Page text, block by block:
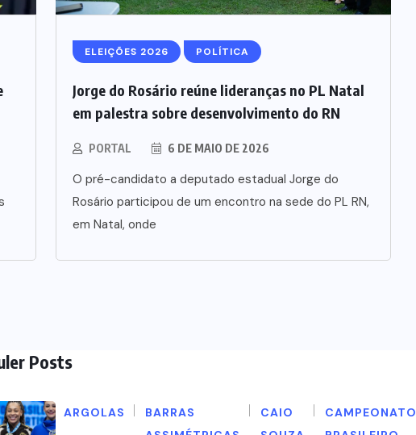
ELEIÇÕES 2026 POLÍTICA
Jorge do Rosário reúne lideranças no PL Natal
em palestra sobre desenvolvimento do RN
PORTAL 6 DE MAIO DE 2026
O pré-candidato a deputado estadual Jorge do
Rosário participou de um encontro na sede do PL RN,
em Natal, onde
Posts
ARGOLAS
BARRAS
CAIO
CAMPEONATO